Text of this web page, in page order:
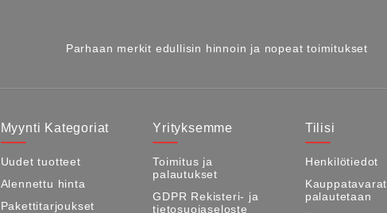
Parhaan merkit edullisin hinnoin ja nopeat toimitukset
Myynti Kategoriat
Uudet tuotteet
Alennettu hinta
Pakettitarjoukset
Yrityksemme
Toimitus ja
palautukset
GDPR Rekisteri- ja
tietosuojaseloste
Tilisi
Henkilötiedot
Kauppatavarat
palautetaan